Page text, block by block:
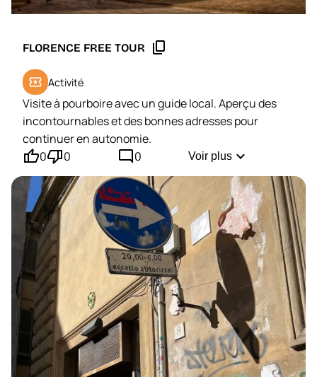
FLORENCE FREE TOUR content_copy
local_activity Activité
Visite à pourboire avec un guide local. Aperçu des
incontournables et des bonnes adresses pour
continuer en autonomie.
thumb_up'0thumb_down'0 mode_comment0 Voir plus expand_more